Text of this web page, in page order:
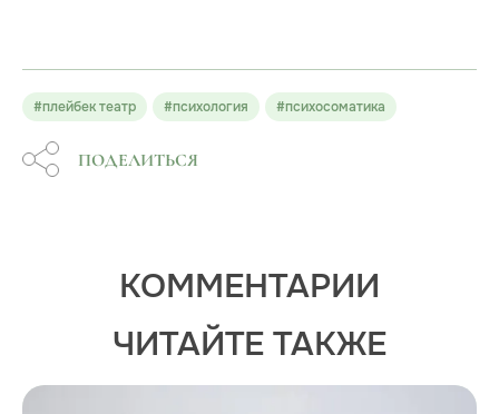
#плейбек театр #психология #психосоматика
ПОДЕЛИТЬСЯ
КОММЕНТАРИИ
ЧИТАЙТЕ ТАКЖЕ